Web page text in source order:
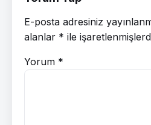
E-posta adresiniz
alanlar * ile
Yorum *